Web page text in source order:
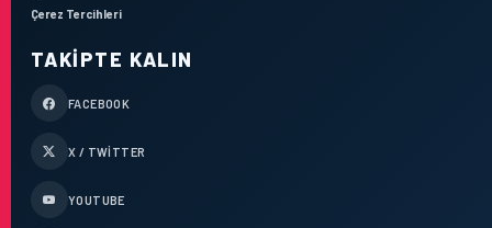
Çerez Tercihleri
TAKIPTE KALIN
FACEBOOK
X / TWITTER
YOUTUBE